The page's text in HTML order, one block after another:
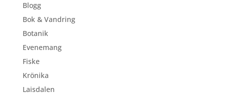
Blogg
Bok & Vandring
Botanik
Evenemang
Fiske
Krönika
Laisdalen